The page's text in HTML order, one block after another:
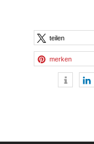
teilen
merken